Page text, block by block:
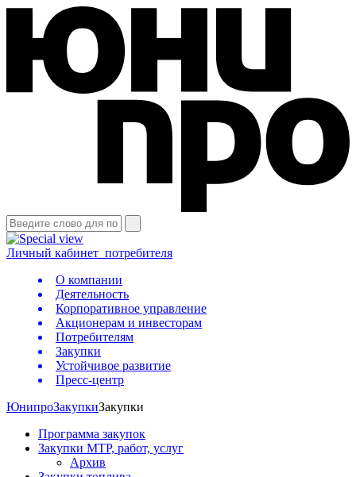
Личный кабинет потребителя
О компании
Деятельность
Корпоративное управление
Акционерам и инвесторам
Потребителям
Закупки
Устойчивое развитие
Пресс-центр
ЮнипроЗакупкиЗакупки
Программа закупок
Закупки МТР, работ, услуг
Архив